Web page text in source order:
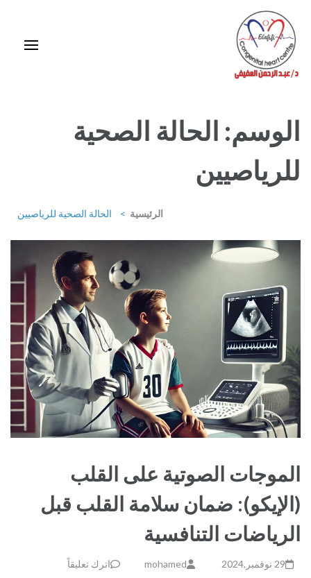
المحتوى
(اضغط
Enter)
الوسم: الحالة الصحية
للرياصيين
الرئيسية > الحالة الصحية للرياصيين
الموجات الصوتية على القلب
(الإيكو): ضمان سلامة القلب قبل
الرياضات التنافسية
29 نوفمبر,2024 mohamed اترك تعليقاً